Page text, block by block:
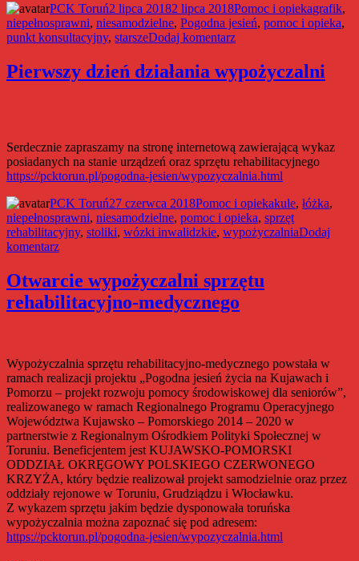
Autor
PCK ToruńData
publikacji
2 lipca 20182 lipca 2018Kategorie
Pomoc i opiekaTagi
grafik,
niepełnosprawni, niesamodzielne, Pogodna jesień, pomoc i opieka,
punkt konsultacyjny, starszeDodaj komentarzdo
punktu
konsultacyjnego
Pierwszy dzień działania wypożyczalni
Serdecznie zapraszamy na stronę internetową zawierającą wykaz
posiadanych na stanie urządzeń oraz sprzętu rehabilitacyjnego
https://pcktorun.pl/pogodna-jesien/wypozyczalnia.html
Autor
PCK ToruńData
publikacji
27 czerwca 2018Kategorie
Pomoc i opiekaTagi
kule, łóżka,
niepełnosprawni, niesamodzielne, pomoc i opieka, sprzęt
rehabilitacyjny, stoliki, wózki inwalidzkie, wypożyczalniaDodaj
komentarzdo
dzień
działania
wypożyczalni
Otwarcie wypożyczalni sprzętu
rehabilitacyjno-medycznego
Wypożyczalnia sprzętu rehabilitacyjno-medycznego powstała w
ramach realizacji projektu „Pogodna jesień życia na Kujawach i
Pomorzu – projekt rozwoju pomocy środowiskowej dla seniorów”,
realizowanego w ramach Regionalnego Programu Operacyjnego
Województwa Kujawsko – Pomorskiego 2014 – 2020 w
partnerstwie z Regionalnym Ośrodkiem Polityki Społecznej w
Toruniu. Beneficjentem jest KUJAWSKO-POMORSKI
ODDZIAŁ OKRĘGOWY POLSKIEGO CZERWONEGO
KRZYŻA, który będzie realizował projekt samodzielnie oraz przez
oddziały rejonowe w Toruniu, Grudziądzu i Włocławku.
Z wykazem sprzętu jakim będzie dysponowała toruńska
wypożyczalnia można zapoznać się pod adresem:
https://pcktorun.pl/pogodna-jesien/wypozyczalnia.html